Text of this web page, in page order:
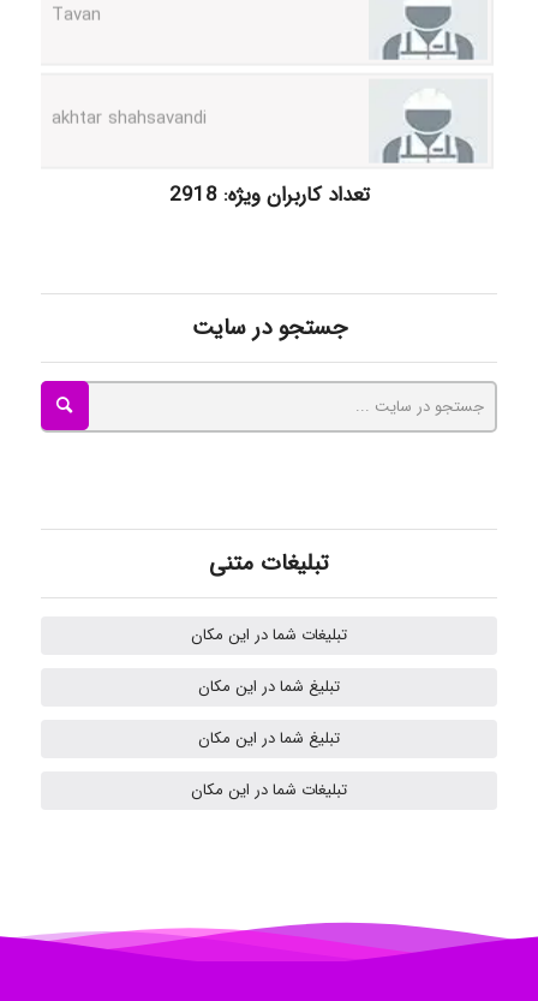
Nazaninkarkon
تعداد کاربران ویژه: 2918
جستجو در سایت
تبلیغات متنی
تبلیغات شما در این مکان
تبلیغ شما در این مکان
تبلیغ شما در این مکان
تبلیغات شما در این مکان